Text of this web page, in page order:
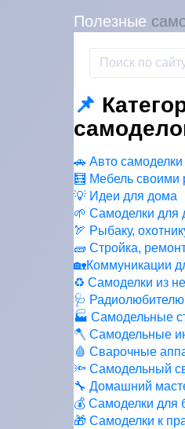
Полезные
📌
🚗 Авто самоделки
🧮 Мебель своими
💡 Идеи для дома
🌱 Самоделки для
🏹 Рыбаку,
🧱 Стройка,
🏡Коммуникации
♻ Самоделки из
🩺 Радиолюбителю
🏭 Самодельные
🪓 Самодельные
🩸 Сварочные
🔦 Самодельный
🔧 Домашний
💰 Самоделки для
🎁 Самоделки к